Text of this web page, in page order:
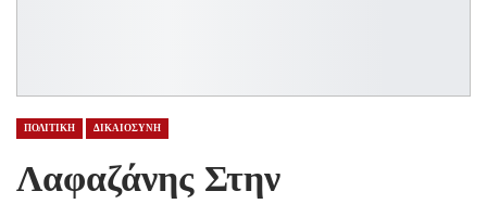
ΠΟΛΙΤΙΚΗ ΔΙΚΑΙΟΣΥΝΗ
Λαφαζάνης Στην